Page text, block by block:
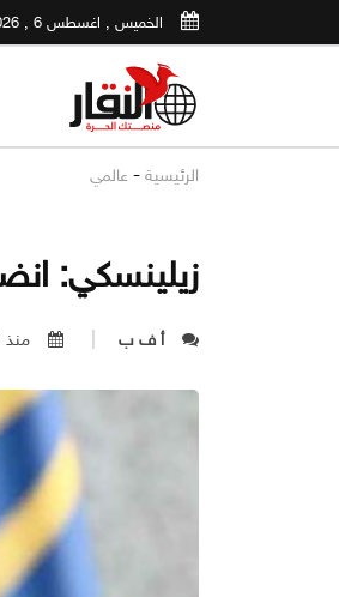
الخميس , اغسطس 6 , 2026
الرئيسية - عالمي
زيلينسكي:
أ ف ب منذ 3 سنوات